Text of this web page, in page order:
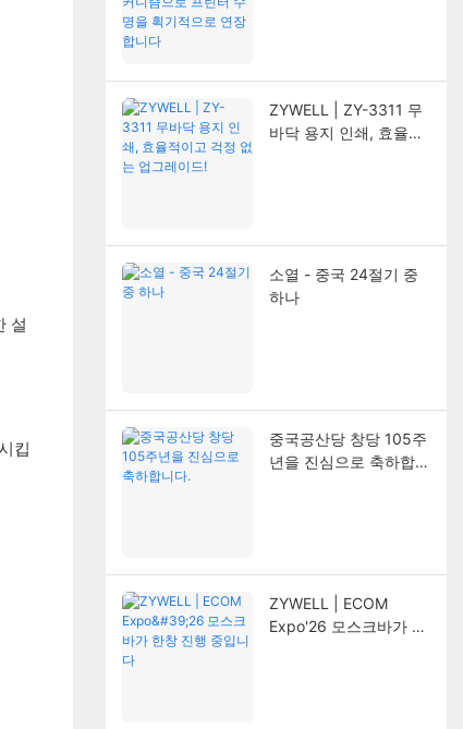
설
킵
ZYWELL | ZY-3311 무
바닥 용지 인쇄, 효율적
소열 - 중국 24절기 중
하나
중국공산당 창당 105주
년을 진심으로 축하합니
ZYWELL | ECOM
Expo'26 모스크바가 한